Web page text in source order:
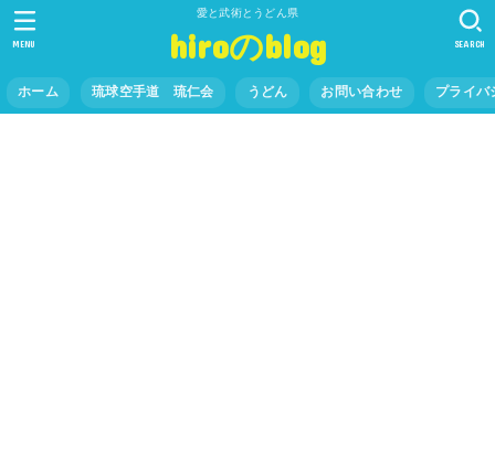
愛と武術とうどん県
hiroのblog
ホーム 琉球空手道 琉仁会 うどん お問い合わせ プライバ
SEARCH
MENU